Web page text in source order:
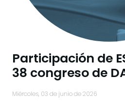
Participación de
38 congreso de
miércoles, 03 de junio de 2026